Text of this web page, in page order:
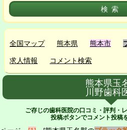
全国マップ 熊本県 熊本市
求人情報 コメント検索
熊本県玉
川野歯科
ご存じの歯科医院の口コミ・評判・
投稿ボタンでコメント投稿